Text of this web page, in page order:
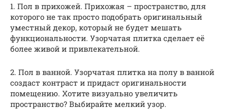
1. Пол в прихожей. Прихожая – пространство, для
которого не так просто подобрать оригинальный
уместный декор, который не будет мешать
функциональности. Узорчатая плитка сделает её
более живой и привлекательной.
2. Пол в ванной. Узорчатая плитка на полу в ванной
создаст контраст и придаст оригинальности
помещению. Хотите визуально увеличить
пространство? Выбирайте мелкий узор.